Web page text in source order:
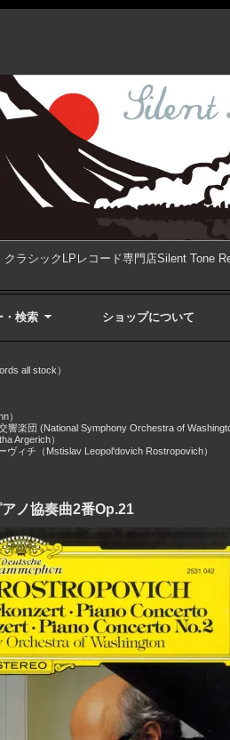
クラシックLPレコード専門店Silent Tone
・検索 ショップについて
all stock）
）
響楽団 (National Symphony Orchestra of
Argerich）
ヴィチ（Mstislav Leopol'dovich Rostropovich）
ノ協奏曲2番Op.21